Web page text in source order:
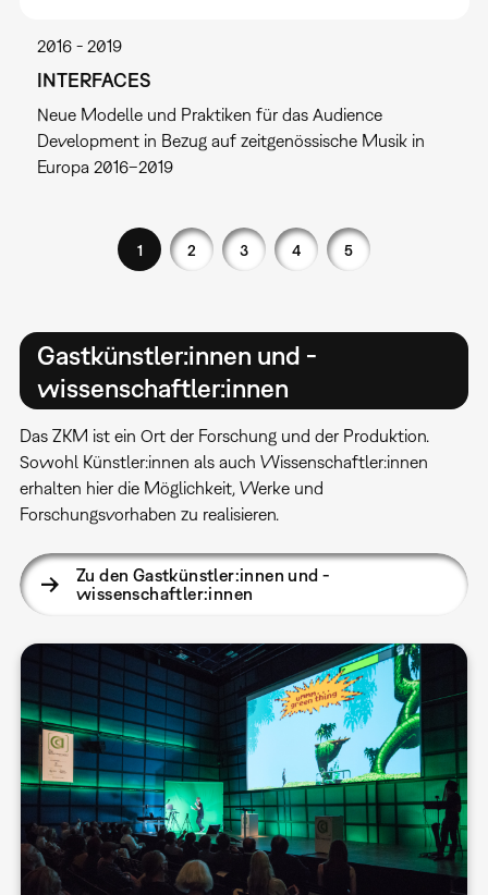
2016 2019
INTERFACES
Neue Modelle und Praktiken für das Audience
Development in Bezug auf zeitgenössische Musik in
Europa 2016–2019
1 2 3 4 5
Gastkünstler:innen und -
wissenschaftler:innen
Das ZKM ist ein Ort der Forschung und der Produktion.
Sowohl Künstler:innen als auch Wissenschaftler:innen
erhalten hier die Möglichkeit, Werke und
Forschungsvorhaben zu realisieren.
Zu den Gastkünstler:innen und -
wissenschaftler:innen